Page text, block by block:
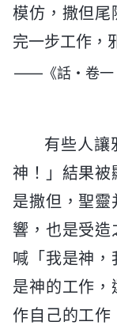
模仿，撒但尾
完一步工作，
——《話・卷一
有些人讓
神！」結果
是撒但，聖
響，也是受
喊「我是神
是神的工作
作自己的工